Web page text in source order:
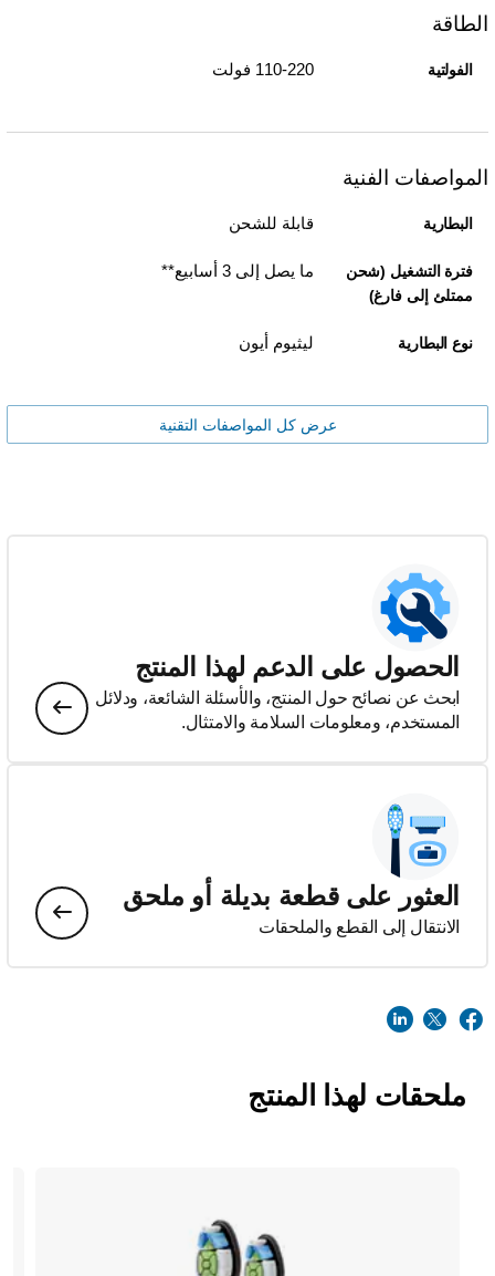
الطاقة
الفولتية 110-220 فولت
المواصفات الفنية
البطارية قابلة للشحن
فترة التشغيل (شحن
ممتلئ إلى فارغ)
ما يصل إلى 3 أسابيع**
نوع البطارية ليثيوم أيون
عرض كل المواصفات التقنية
الحصول على الدعم لهذا المنتج
ابحث عن نصائح حول المنتج، والأسئلة الشائعة، ودلائل
المستخدم، ومعلومات السلامة والامتثال.
العثور على قطعة بديلة أو ملحق
الانتقال إلى القطع والملحقات
ملحقات لهذا المنتج